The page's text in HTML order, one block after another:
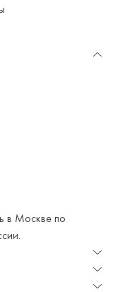
в Москве по
для